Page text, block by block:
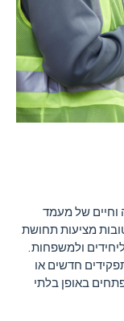
וחיים של מעמד
מציעות תחושת
ולמשפחות.
חדשים או
באופן בלתי